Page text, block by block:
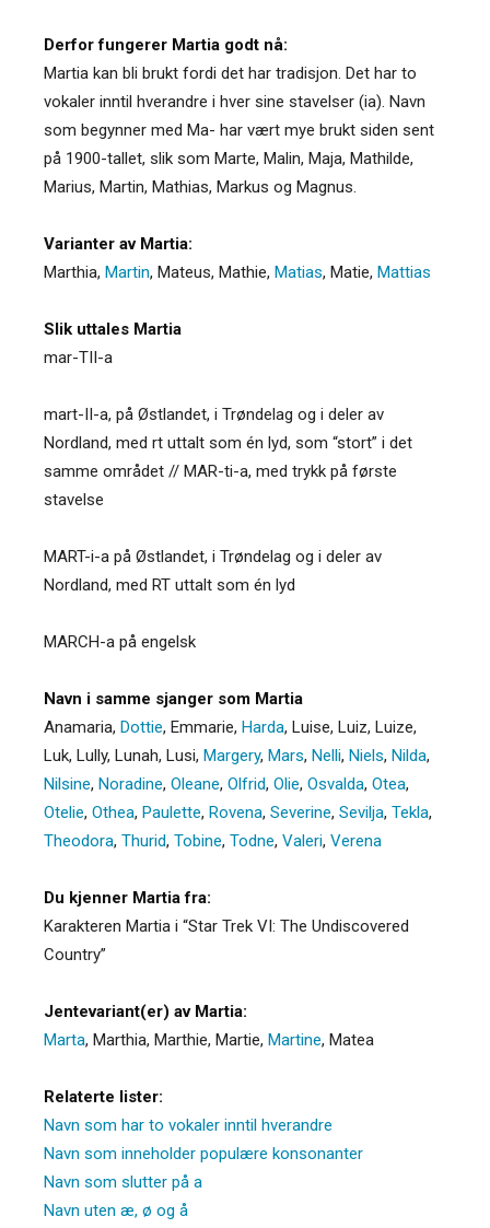
Derfor fungerer Martia godt nå:
Martia kan bli brukt fordi det har tradisjon. Det har to
vokaler inntil hverandre i hver sine stavelser (ia). Navn
som begynner med Ma- har vært mye brukt siden sent
på 1900-tallet, slik som Marte, Malin, Maja, Mathilde,
Marius, Martin, Mathias, Markus og Magnus.
Varianter av Martia:
Marthia, Martin, Mateus, Mathie, Matias, Matie, Mattias
Slik uttales Martia
mar-TII-a
mart-II-a, på Østlandet, i Trøndelag og i deler av
Nordland, med rt uttalt som én lyd, som “stort” i det
samme området // MAR-ti-a, med trykk på første
stavelse
MART-i-a på Østlandet, i Trøndelag og i deler av
Nordland, med RT uttalt som én lyd
MARCH-a på engelsk
Navn i samme sjanger som Martia
Anamaria, Dottie, Emmarie, Harda, Luise, Luiz, Luize,
Luk, Lully, Lunah, Lusi, Margery, Mars, Nelli, Niels, Nilda,
Nilsine, Noradine, Oleane, Olfrid, Olie, Osvalda, Otea,
Otelie, Othea, Paulette, Rovena, Severine, Sevilja, Tekla,
Theodora, Thurid, Tobine, Todne, Valeri, Verena
Du kjenner Martia fra:
Karakteren Martia i “Star Trek VI: The Undiscovered
Country”
Jentevariant(er) av Martia:
Marta, Marthia, Marthie, Martie, Martine, Matea
Relaterte lister:
Navn som har to vokaler inntil hverandre
Navn som inneholder populære konsonanter
Navn som slutter på a
Navn uten æ, ø og å